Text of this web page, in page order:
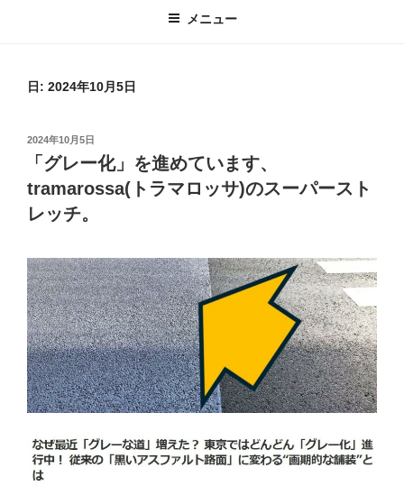
メニュー
日: 2024年10月5日
投
2024年10月5日
「グレー化」を進めています、
tramarossa(トラマロッサ)のスーパースト
レッチ。